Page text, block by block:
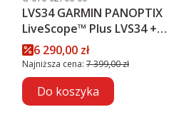
LVS34 GARMIN PANOPTIX
LiveScope™ Plus LVS34 +
MODUŁ GLS 10™
PROMOCJA
Cena promocyjna
6 290,00 zł
Najniższa cena: 7 399,00 zł
Do koszyka